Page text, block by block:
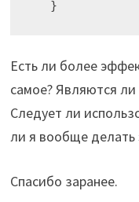
Есть ли более
самое? Являются
Следует ли
ли я вообще делать
Спасибо заранее.